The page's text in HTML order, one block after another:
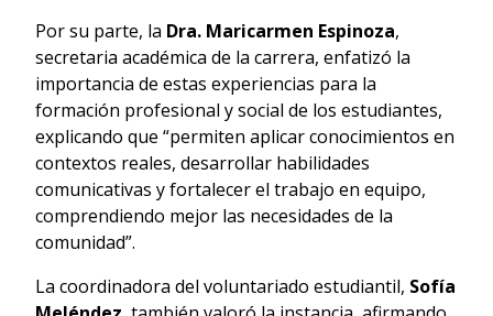
Por su parte, la Dra. Maricarmen Espinoza,
secretaria académica de la carrera, enfatizó la
importancia de estas experiencias para la
formación profesional y social de los estudiantes,
explicando que “permiten aplicar conocimientos en
contextos reales, desarrollar habilidades
comunicativas y fortalecer el trabajo en equipo,
comprendiendo mejor las necesidades de la
comunidad”.
La coordinadora del voluntariado estudiantil, Sofía